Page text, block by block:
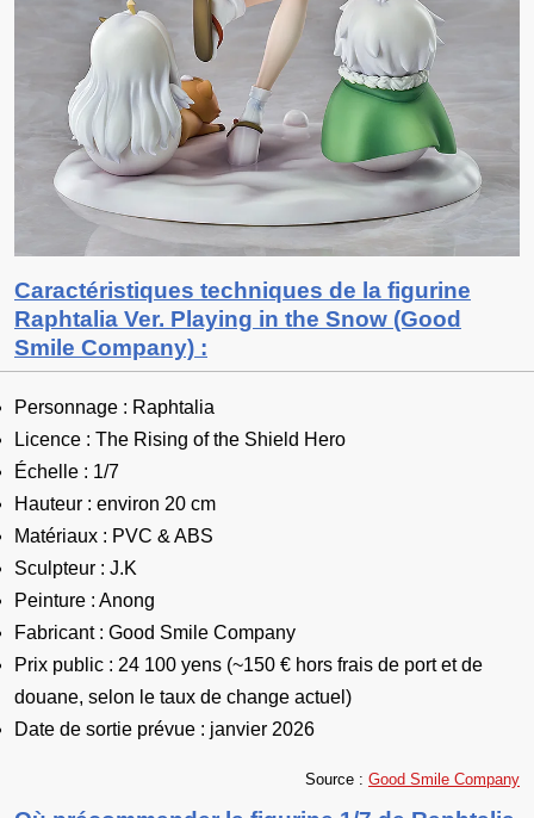
Caractéristiques techniques de la figurine
Raphtalia Ver. Playing in the Snow (Good
Smile Company) :
Personnage : Raphtalia
Licence : The Rising of the Shield Hero
Échelle : 1/7
Hauteur : environ 20 cm
Matériaux : PVC & ABS
Sculpteur : J.K
Peinture : Anong
Fabricant : Good Smile Company
Prix public : 24 100 yens (~150 € hors frais de port et de
douane, selon le taux de change actuel)
Date de sortie prévue : janvier 2026
Source : Good Smile Company